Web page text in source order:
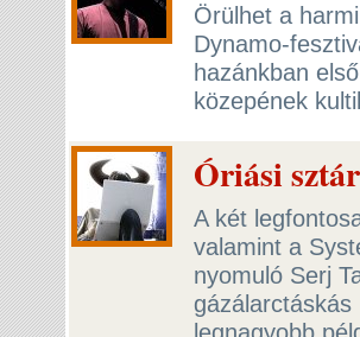
Örülhet a
Dynamo-
hazánkban
közepének
Óriási
A két
valamint a
nyomuló Serj